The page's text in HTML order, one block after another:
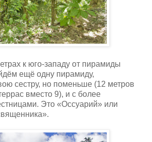
к юго-западу от пирамиды
ещё одну пирамиду,
сестру, но поменьше (12 метров
вместо 9), и с более
Это «Оссуарий» или